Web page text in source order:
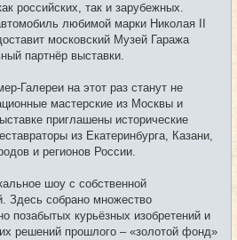
российских, так и зарубежных.
любимой марки Николая II
московский Музей Гаража
партнёр выставки.
Галереи на этот раз станут не
мастерские из Москвы и
приглашены исторические
из Екатеринбурга, Казани,
и регионов России.
шоу с собственной
Здесь собрано множество
позабытых курьёзных изобретений и
решений прошлого – «золотой фонд»